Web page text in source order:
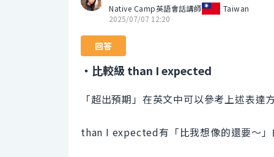
Native Camp英語會話講師
Taiwan
2025/07/07 12:20
回答
・比較級 than I expected
「超出預期」在英文中可以參考上述表達
than I expected有「比我想像的還要～」